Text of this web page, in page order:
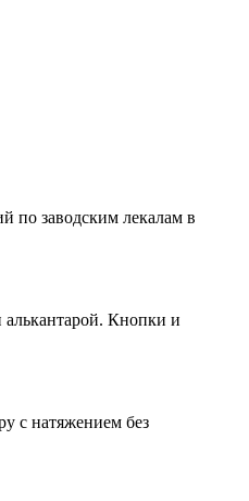
по заводским лекалам в
Кнопки и
с натяжением без